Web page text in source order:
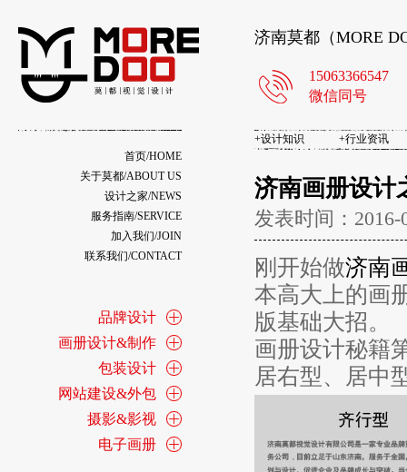
首页/HOME
关于莫都/ABOUT US
设计之家/NEWS
服务指南/SERVICE
加入我们/JOIN
联系我们/CONTACT
品牌设计
画册设计&制作
包装设计
网站建设&外包
摄影&影视
电子画册
济南莫都（MORE
15063366547
微信同号
+设计知识 +行业资讯
济南画册设计
发表时间：
刚开始做济南
本高大上的画
版基础大招。
画册设计秘籍
居右型、居中